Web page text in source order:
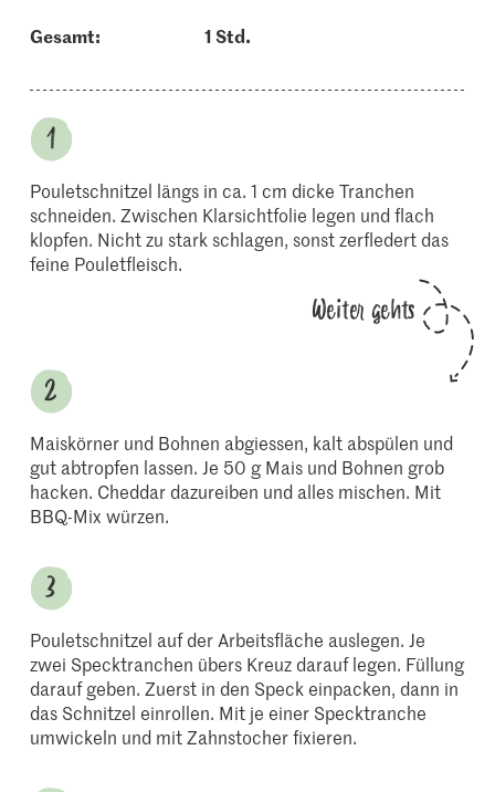
Gesamt: 1 Std.
Pouletschnitzel längs in ca. 1 cm dicke Tranchen
schneiden. Zwischen Klarsichtfolie legen und flach
klopfen. Nicht zu stark schlagen, sonst zerfledert das
feine Pouletfleisch.
Weiter gehts
Maiskörner und Bohnen abgiessen, kalt abspülen und
gut abtropfen lassen. Je 50 g Mais und Bohnen grob
hacken. Cheddar dazureiben und alles mischen. Mit
BBQ-Mix würzen.
Pouletschnitzel auf der Arbeitsfläche auslegen. Je
zwei Specktranchen übers Kreuz darauf legen. Füllung
darauf geben. Zuerst in den Speck einpacken, dann in
das Schnitzel einrollen. Mit je einer Specktranche
umwickeln und mit Zahnstocher fixieren.